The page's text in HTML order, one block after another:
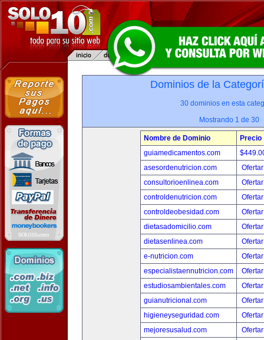
Dominios de la
30 dominios en esta
Mostrando 1 de 30
Nombre de Dominio
Precio
guiamedicamentos.com
asesordenutricion.com
consultorioenlinea.com
controldenutricion.com
controldeobesidad.com
dietasadomicilio.com
dietasenlinea.com
e-nutricion.com
especialistaennutricion.com
estudiosambientales.com
guianutricional.com
higieneyseguridad.com
mejoresusalud.com